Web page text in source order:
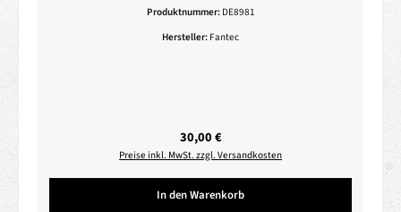
Produktnummer: DE8981
Hersteller: Fantec
Regulärer Preis:
30,00 €
Preise inkl. MwSt. zzgl. Versandkosten
In den Warenkorb